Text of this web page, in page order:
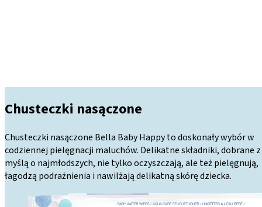
Chusteczki nasączone
Chusteczki nasączone Bella Baby Happy to doskonały wybór w
codziennej pielęgnacji maluchów. Delikatne składniki, dobrane z
myślą o najmłodszych, nie tylko oczyszczają, ale też pielęgnują,
łagodzą podrażnienia i nawilżają delikatną skórę dziecka.